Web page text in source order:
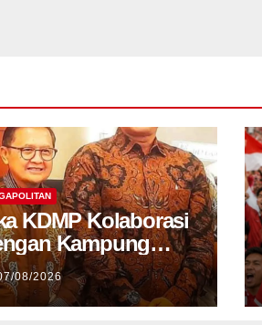
KDMP Kolaborasi
Kampung
Desa Mampu
Pusat
Baru
08/2026